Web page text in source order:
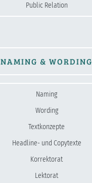
Public Relation
NAMING & WORDING
Naming
Wording
Textkonzepte
Headline- und Copytexte
Korrektorat
Lektorat